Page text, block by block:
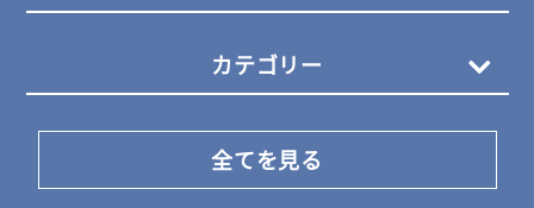
カテゴリー
全てを見る